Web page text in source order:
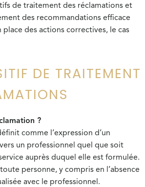
de traitement des réclamations et
des recommandations efficace
place des actions correctives, le cas
DE TRAITEMENT
?
comme l’expression d’un
un professionnel quel que soit
auprès duquel elle est formulée.
personne, y compris en l’absence
avec le professionnel.